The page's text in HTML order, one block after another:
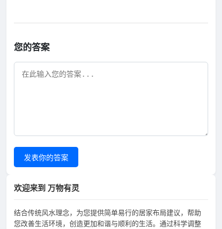
您的答案
发表你的答案
欢迎来到 万物有灵
结合传统风水理念，为您提供简单易行的居家布局建议，帮助
您改善生活环境，创造更加和谐与顺利的生活。通过科学调整